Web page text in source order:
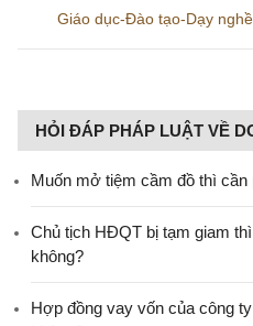
Giáo dục-Đào tạo-Dạy nghề
HỎI ĐÁP PHÁP LUẬT VỀ
Muốn mở tiệm cầm đồ thì cần
Chủ tịch HĐQT bị tạm giam
không?
Hợp đồng vay vốn của công